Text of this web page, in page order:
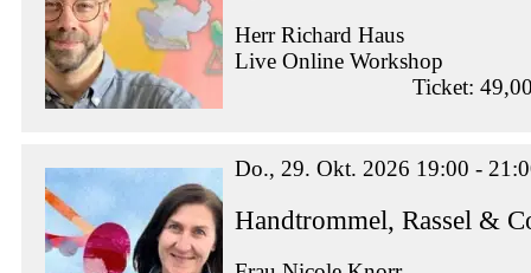
Herr Richard Haus
Live Online Workshop
Ticket:
Do., 29. Okt. 2026 19:00 -
Handtrommel, Rassel &